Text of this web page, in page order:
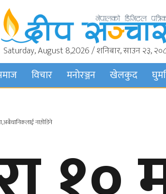
Saturday, August 8,2026 / शनिबार, साउन २३,
विचार मनाेरञ्जन खेलकुद
नछोडिने